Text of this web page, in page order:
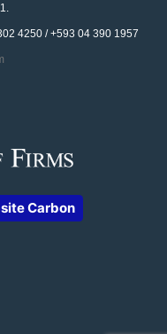
4250 / +593 04 390 1957
Carbon